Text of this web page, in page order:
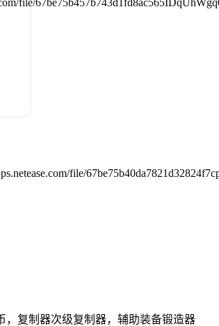
，复制器次级复制器，辅助装备锻造器